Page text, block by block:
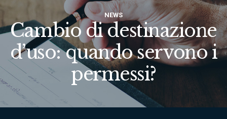
NEWS
Cambio di destinazione
d’uso: quando servono i
permessi?